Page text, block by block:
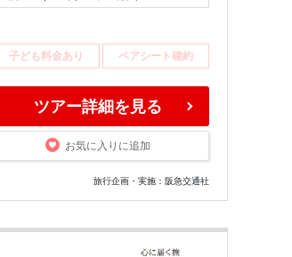
子ども料金あり ペアシート確約
ツアー詳細を見る
お気に入りに追加
旅行企画・実施：阪急交通社